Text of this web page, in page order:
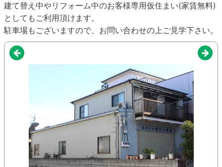
建て替え中やリフォーム中のお客様専用仮住まい(家賃無料)
としてもご利用頂けます。
駐車場もございますので、お問い合わせの上ご見学下さい。